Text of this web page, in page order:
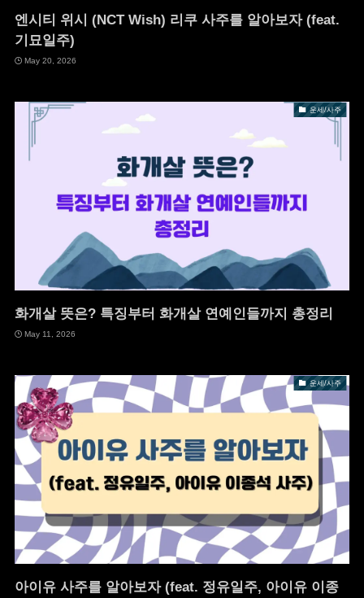
엔시티 위시 (NCT Wish) 리쿠 사주를 알아보자 (feat.
기묘일주)
May 20, 2026
운세/사주
화개살 뜻은? 특징부터 화개살 연예인들까지 총정리
May 11, 2026
운세/사주
아이유 사주를 알아보자 (feat. 정유일주, 아이유 이종